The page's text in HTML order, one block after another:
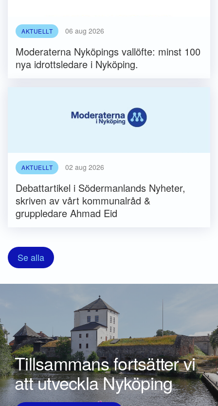
AKTUELLT 06 aug 2026
Moderaterna Nyköpings vallöfte: minst 100
nya idrottsledare i Nyköping.
AKTUELLT 02 aug 2026
Debattartikel i Södermanlands Nyheter,
skriven av vårt kommunalråd &
gruppledare Ahmad Eid
Se alla
Tillsammans fortsätter vi
att utveckla Nyköping